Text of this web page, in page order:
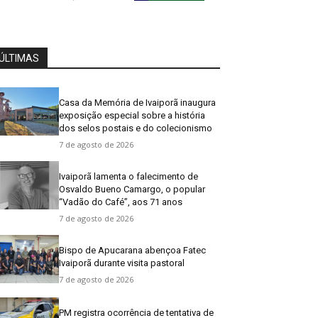
Casa da Memória de Ivaiporã inaugura
exposição especial sobre a história
dos selos postais e do colecionismo
7 de agosto de 2026
Ivaiporã lamenta o falecimento de
Osvaldo Bueno Camargo, o popular
“Vadão do Café”, aos 71 anos
7 de agosto de 2026
Bispo de Apucarana abençoa Fatec
Ivaiporã durante visita pastoral
7 de agosto de 2026
PM registra ocorrência de tentativa de